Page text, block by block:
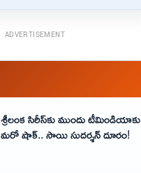
ADVERTISEMENT
శ్రీలంక సిరీస్‌కు ముందు టీమిండియాకు
మరో షాక్‌.. సాయి సుదర్శన్‌ దూరం!